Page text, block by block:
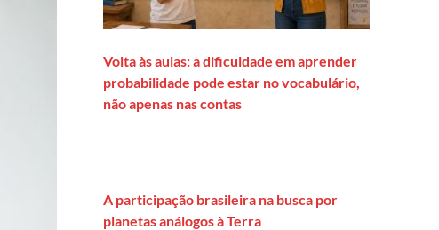
Volta às aulas: a dificuldade em aprender
probabilidade pode estar no vocabulário,
não apenas nas contas
A participação brasileira na busca por
planetas análogos à Terra